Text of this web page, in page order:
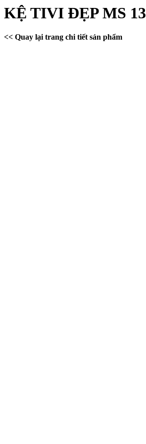
KỆ TIVI ĐẸP MS 13
<< Quay lại trang chi tiết sản phẩm